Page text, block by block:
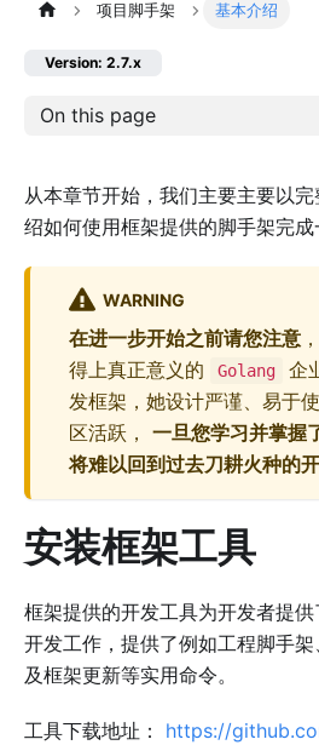
项目脚手架 基本介绍
Version: 2.7.x
On this page
从本章节开始，我们主要主要以
绍如何使用框架提供的脚手架完成
WARNING
在进一步开始之前请您注意
得上真正意义的
Golang
企
发框架，她设计严谨、易于
区活跃， 一旦您学习并掌握
将难以回到过去刀耕火种的
安装框架工具
框架提供的开发工具为开发者提
开发工作，提供了例如工程脚手
及框架更新等实用命令。
工具下载地址： https://